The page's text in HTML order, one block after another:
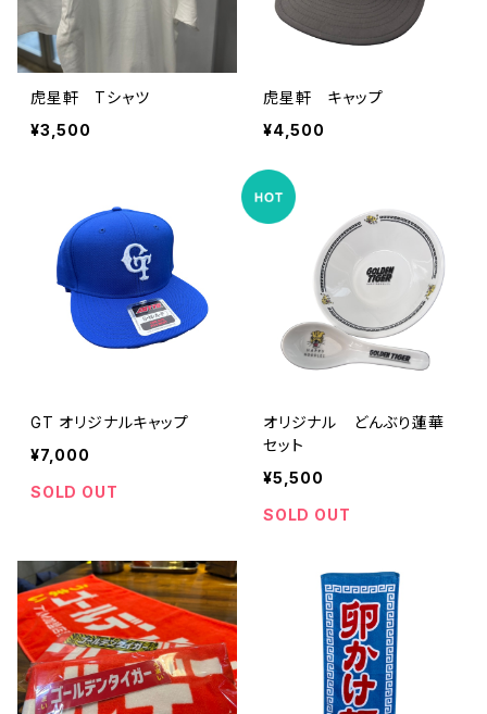
虎星軒 Tシャツ
¥3,500
虎星軒 キャップ
¥4,500
GT オリジナルキャップ
¥7,000
SOLD OUT
オリジナル どんぶり蓮華
セット
¥5,500
SOLD OUT